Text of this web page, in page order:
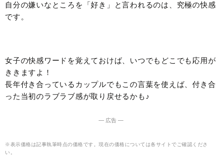
自分の嫌いなところを「好き」と言われるのは、究極の快感
です。
女子の快感ワードを覚えておけば、いつでもどこでも応用が
ききますよ！
長年付き合っているカップルでもこの言葉を使えば、付き合
った当初のラブラブ感が取り戻せるかも♪
― 広告 ―
※表示価格は記事執筆時点の価格です。現在の価格については各サイトでご確認くださ
い。